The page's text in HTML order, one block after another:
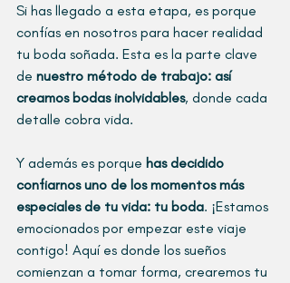
Si has llegado a esta etapa, es porque
confías en nosotros para hacer realidad
tu boda soñada. Esta es la parte clave
de nuestro método de trabajo: así
creamos bodas inolvidables, donde cada
detalle cobra vida.
Y además es porque has decidido
confiarnos uno de los momentos más
especiales de tu vida: tu boda. ¡Estamos
emocionados por empezar este viaje
contigo! Aquí es donde los sueños
comienzan a tomar forma, crearemos tu